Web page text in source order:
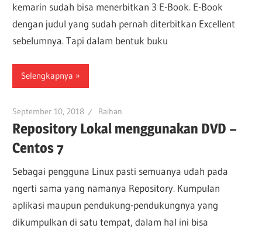
kemarin sudah bisa menerbitkan 3 E-Book. E-Book
dengan judul yang sudah pernah diterbitkan Excellent
sebelumnya. Tapi dalam bentuk buku
Selengkapnya
September 10, 2018 Raihan
Repository Lokal menggunakan DVD –
Centos 7
Sebagai pengguna Linux pasti semuanya udah pada
ngerti sama yang namanya Repository. Kumpulan
aplikasi maupun pendukung-pendukungnya yang
dikumpulkan di satu tempat, dalam hal ini bisa